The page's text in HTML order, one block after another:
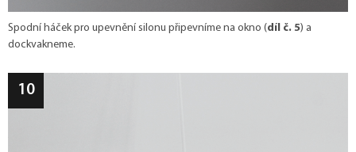
Spodní háček pro upevnění silonu připevníme na okno (díl č. 5) a
dockvakneme.